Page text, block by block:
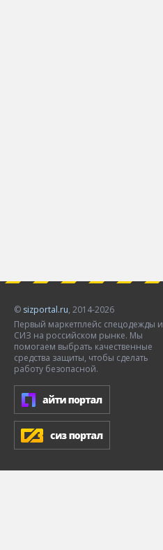
© sizportal.ru, 2014-2026
Первый маркетплейс спецодежды и
СИЗ на российском рынке. Мы
помогаем выбрать качественные
средства защиты, чтобы сделать
работу безопасной.